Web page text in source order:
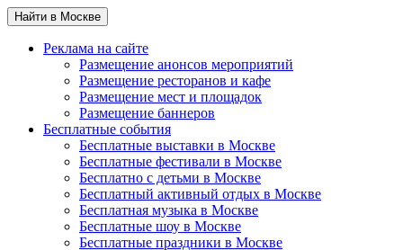
Найти в Москве
Реклама на сайте
Размещение анонсов мероприятий
Размещение ресторанов и кафе
Размещение мест и площадок
Размещение баннеров
Бесплатные события
Бесплатные выставки в Москве
Бесплатные фестивали в Москве
Бесплатно с детьми в Москве
Бесплатный активный отдых в Москве
Бесплатная музыка в Москве
Бесплатные шоу в Москве
Бесплатные праздники в Москве